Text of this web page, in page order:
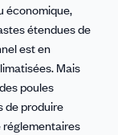
économique,
étendues de
est en
Mais
poules
de produire
réglementaires